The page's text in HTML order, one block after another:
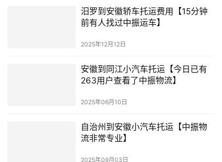
汨罗到安徽轿车托运费用【15分钟
前有人找过中振运车】
2025年12月12日
安徽到同江小汽车托运【今日已有
263用户查看了中振物流】
2025年06月10日
自治州到安徽小汽车托运【中振物
流非常专业】
2025年09月03日